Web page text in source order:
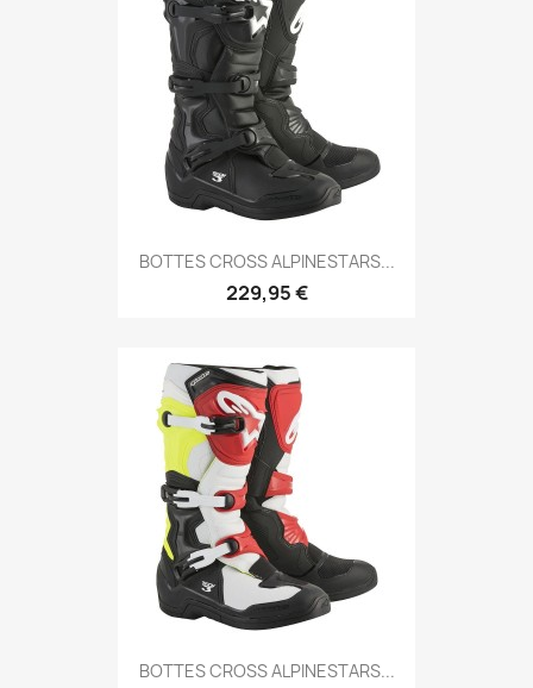
BOTTES CROSS ALPINESTARS...
229,95 €
BOTTES CROSS ALPINESTARS...